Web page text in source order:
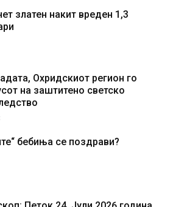
златен накит вреден 1,3
Охридскиот регион го
на заштитено светско
бебиња се поздрави?